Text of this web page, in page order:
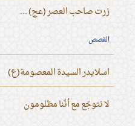
زرت صاحب العصر (عج) ...
القصص
اسلايدر السيدة المعصومة(ع)
لا نتوجّع مع أنّنا مظلومون